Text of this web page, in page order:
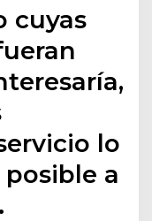
cuyas
lo
a